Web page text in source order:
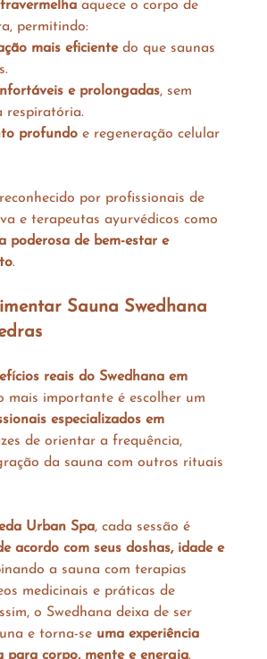
aquece o corpo de
permitindo:
mais eficiente do que saunas
e prolongadas, sem
respiratória.
profundo e regeneração celular
por profissionais de
e terapeutas ayurvédicos como
poderosa de bem-estar e
.
Sauna Swedhana
reais do Swedhana em
mais importante é escolher um
especializados em
de orientar a frequência,
da sauna com outros rituais
Urban Spa, cada sessão é
acordo com seus doshas, idade e
a sauna com terapias
medicinais e práticas de
o Swedhana deixa de ser
e torna-se uma experiência
para corpo, mente e energia.